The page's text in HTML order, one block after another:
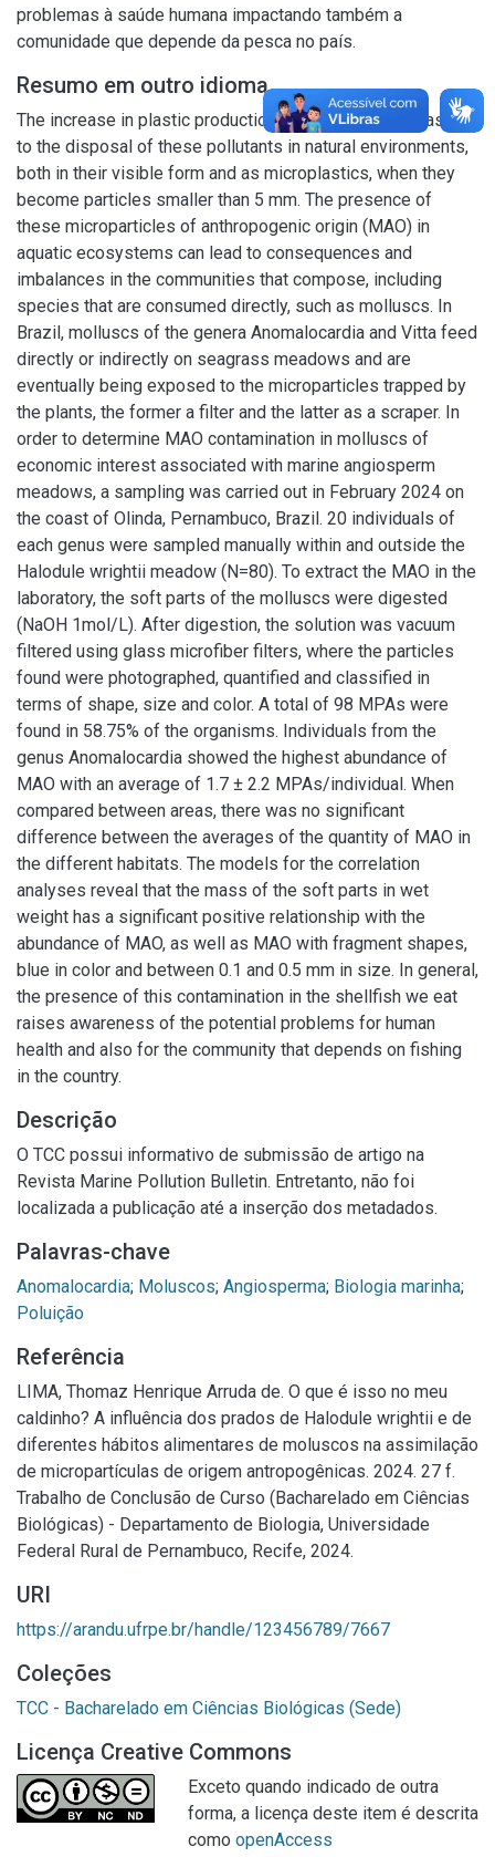
problemas à saúde humana impactando também a
comunidade que depende da pesca no país.
Resumo em outro idioma
The increase in plastic production and consumption has led
to the disposal of these pollutants in natural environments,
both in their visible form and as microplastics, when they
become particles smaller than 5 mm. The presence of
these microparticles of anthropogenic origin (MAO) in
aquatic ecosystems can lead to consequences and
imbalances in the communities that compose, including
species that are consumed directly, such as molluscs. In
Brazil, molluscs of the genera Anomalocardia and Vitta feed
directly or indirectly on seagrass meadows and are
eventually being exposed to the microparticles trapped by
the plants, the former a filter and the latter as a scraper. In
order to determine MAO contamination in molluscs of
economic interest associated with marine angiosperm
meadows, a sampling was carried out in February 2024 on
the coast of Olinda, Pernambuco, Brazil. 20 individuals of
each genus were sampled manually within and outside the
Halodule wrightii meadow (N=80). To extract the MAO in the
laboratory, the soft parts of the molluscs were digested
(NaOH 1mol/L). After digestion, the solution was vacuum
filtered using glass microfiber filters, where the particles
found were photographed, quantified and classified in
terms of shape, size and color. A total of 98 MPAs were
found in 58.75% of the organisms. Individuals from the
genus Anomalocardia showed the highest abundance of
MAO with an average of 1.7 ± 2.2 MPAs/individual. When
compared between areas, there was no significant
difference between the averages of the quantity of MAO in
the different habitats. The models for the correlation
analyses reveal that the mass of the soft parts in wet
weight has a significant positive relationship with the
abundance of MAO, as well as MAO with fragment shapes,
blue in color and between 0.1 and 0.5 mm in size. In general,
the presence of this contamination in the shellfish we eat
raises awareness of the potential problems for human
health and also for the community that depends on fishing
in the country.
Descrição
O TCC possui informativo de submissão de artigo na
Revista Marine Pollution Bulletin. Entretanto, não foi
localizada a publicação até a inserção dos metadados.
Palavras-chave
Anomalocardia; Moluscos; Angiosperma; Biologia marinha;
Poluição
Referência
LIMA, Thomaz Henrique Arruda de. O que é isso no meu
caldinho? A influência dos prados de Halodule wrightii e de
diferentes hábitos alimentares de moluscos na assimilação
de micropartículas de origem antropogênicas. 2024. 27 f.
Trabalho de Conclusão de Curso (Bacharelado em Ciências
Biológicas) - Departamento de Biologia, Universidade
Federal Rural de Pernambuco, Recife, 2024.
URI
https://arandu.ufrpe.br/handle/123456789/7667
Coleções
TCC - Bacharelado em Ciências Biológicas (Sede)
Licença Creative Commons
Exceto quando indicado de outra
forma, a licença deste item é descrita
como openAccess